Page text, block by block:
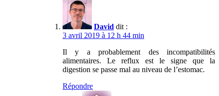
David dit :
3 avril 2019 à 12 h 44 min
Il y a probablement des incompatibilités
alimentaires. Le reflux est le signe que la
digestion se passe mal au niveau de l’estomac.
Répondre